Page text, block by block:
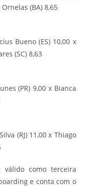
(BA) 8,65
Bueno (ES) 10,00 x
(SC) 8,63
(PR) 9,00 x Bianca
(RJ) 11,00 x Thiago
válido como terceira
e conta com o